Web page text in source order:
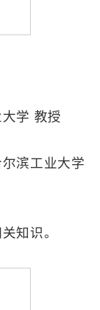
学 教授
滨工业大学
知识。